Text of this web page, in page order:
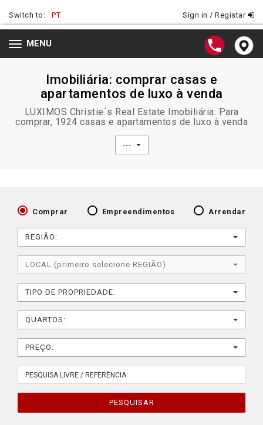
Switch to: PT Sign in / Registar
Toggle
navigation
MENU
Imobiliária: comprar casas e
apartamentos de luxo à venda
LUXIMOS Christie´s Real Estate Imobiliária: Para
comprar, 1924 casas e apartamentos de luxo à venda
---
Comprar Empreendimentos Arrendar
REGIÃO:
LOCAL (primeiro selecione REGIÃO)
TIPO DE PROPRIEDADE:
QUARTOS:
PREÇO:
PESQUISAR